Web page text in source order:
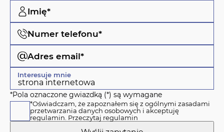
Imię*
Numer telefonu*
Adres email*
Interesuje mnie
*Pola oznaczone gwiazdką (*) są wymagane
*Oświadczam, że zapoznałem się z ogólnymi zasadami
przetwarzania danych osobowych i akceptuję
regulamin. Przeczytaj regulamin